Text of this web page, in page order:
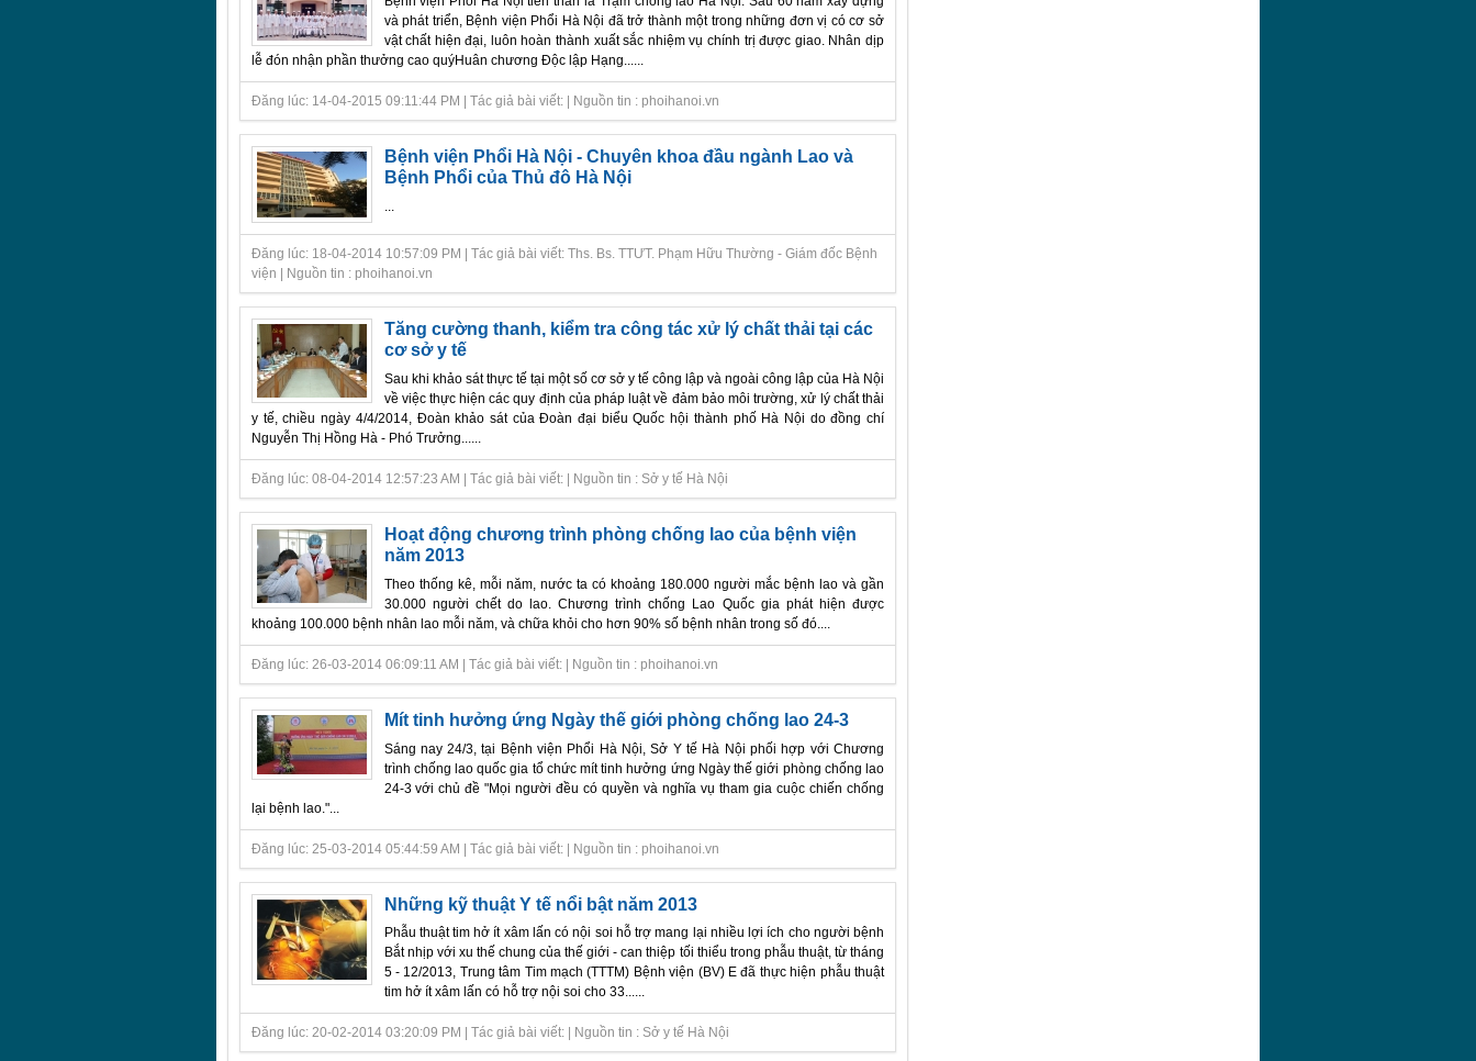
và phát triển, Bệnh viện Phổi Hà Nội đã trở thành một trong những đơn vị có cơ sở
vật chất hiện đại, luôn hoàn thành xuất sắc nhiệm vụ chính trị được giao. Nhân dịp
lễ đón nhận phần thưởng cao quýHuân chương Độc lập Hạng......
Đăng lúc: 14-04-2015 09:11:44 PM | Tác giả bài viết: | Nguồn tin : phoihanoi.vn
Bệnh viện Phổi Hà Nội - Chuyên khoa đầu ngành Lao và
Bệnh Phổi của Thủ đô Hà Nội
...
Đăng lúc: 18-04-2014 10:57:09 PM | Tác giả bài viết: Ths. Bs. TTƯT. Phạm Hữu Thường - Giám đốc Bệnh
viện | Nguồn tin : phoihanoi.vn
Tăng cường thanh, kiểm tra công tác xử lý chất thải tại các
cơ sở y tế
Sau khi khảo sát thực tế tại một số cơ sở y tế công lập và ngoài công lập của Hà Nội
về việc thực hiện các quy định của pháp luật về đảm bảo môi trường, xử lý chất thải
y tế, chiều ngày 4/4/2014, Đoàn khảo sát của Đoàn đại biểu Quốc hội thành phố Hà Nội do đồng chí
Nguyễn Thị Hồng Hà - Phó Trưởng......
Đăng lúc: 08-04-2014 12:57:23 AM | Tác giả bài viết: | Nguồn tin : Sở y tế Hà Nội
Hoạt động chương trình phòng chống lao của bệnh viện
năm 2013
Theo thống kê, mỗi năm, nước ta có khoảng 180.000 người mắc bệnh lao và gần
30.000 người chết do lao. Chương trình chống Lao Quốc gia phát hiện được
khoảng 100.000 bệnh nhân lao mỗi năm, và chữa khỏi cho hơn 90% số bệnh nhân trong số đó....
Đăng lúc: 26-03-2014 06:09:11 AM | Tác giả bài viết: | Nguồn tin : phoihanoi.vn
Mít tinh hưởng ứng Ngày thế giới phòng chống lao 24-3
Sáng nay 24/3, tại Bệnh viện Phổi Hà Nội, Sở Y tế Hà Nội phối hợp với Chương
trình chống lao quốc gia tổ chức mít tinh hưởng ứng Ngày thế giới phòng chống lao
24-3 với chủ đề "Mọi người đều có quyền và nghĩa vụ tham gia cuộc chiến chống
lại bệnh lao."...
Đăng lúc: 25-03-2014 05:44:59 AM | Tác giả bài viết: | Nguồn tin : phoihanoi.vn
Những kỹ thuật Y tế nổi bật năm 2013
Phẫu thuật tim hở ít xâm lấn có nội soi hỗ trợ mang lại nhiều lợi ích cho người bệnh
Bắt nhịp với xu thế chung của thế giới - can thiệp tối thiểu trong phẫu thuật, từ tháng
5 - 12/2013, Trung tâm Tim mạch (TTTM) Bệnh viện (BV) E đã thực hiện phẫu thuật
tim hở ít xâm lấn có hỗ trợ nội soi cho 33......
Đăng lúc: 20-02-2014 03:20:09 PM | Tác giả bài viết: | Nguồn tin : Sở y tế Hà Nội